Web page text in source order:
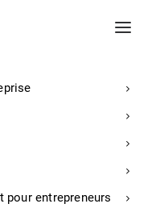
pour entrepreneurs